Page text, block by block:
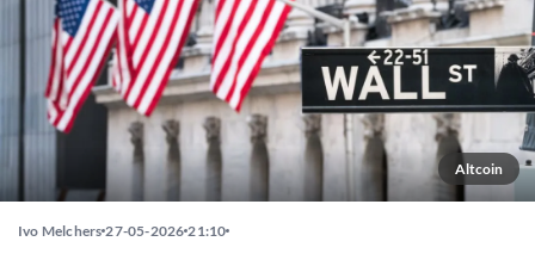
Altcoin
Ivo Melchers 27-05-2026 21:10